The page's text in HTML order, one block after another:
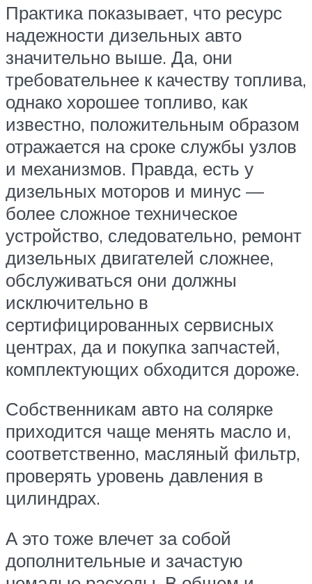
Практика показывает, что ресурс
надежности дизельных авто
значительно выше. Да, они
требовательнее к качеству топлива,
однако хорошее топливо, как
известно, положительным образом
отражается на сроке службы узлов
и механизмов. Правда, есть у
дизельных моторов и минус —
более сложное техническое
устройство, следовательно, ремонт
дизельных двигателей сложнее,
обслуживаться они должны
исключительно в
сертифицированных сервисных
центрах, да и покупка запчастей,
комплектующих обходится дороже.
Собственникам авто на солярке
приходится чаще менять масло и,
соответственно, масляный фильтр,
проверять уровень давления в
цилиндрах.
А это тоже влечет за собой
дополнительные и зачастую